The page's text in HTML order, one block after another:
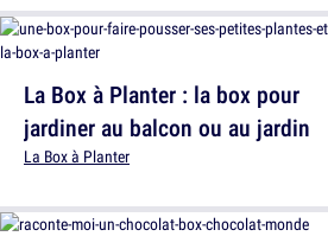
La Box à Planter : la box pour
jardiner au balcon ou au jardin
La Box à Planter